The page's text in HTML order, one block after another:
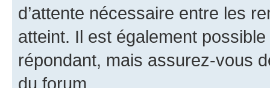
d’attente nécessaire entre les
atteint. Il est également
répondant, mais assurez-vous
du forum.